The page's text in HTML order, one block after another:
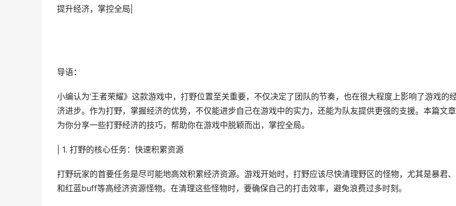
提升经济，掌控全局|
导语：
小编认为‘王者荣耀》这款游戏中，打野位置至关重要，不仅决定了团队的节奏，也在很大程度上影响了游戏的
济进步。作为打野，掌握经济的优势，不仅能进步自己在游戏中的实力，还能为队友提供更强的支援。本篇文
为你分享一些打野经济的技巧，帮助你在游戏中脱颖而出，掌控全局。
| 1. 打野的核心任务：快速积累资源
打野玩家的首要任务是尽可能地高效积累经济资源。游戏开始时，打野应该尽快清理野区的怪物，尤其是暴君
和红蓝buff等高经济资源怪物。在清理这些怪物时，要确保自己的打击效率，避免浪费过多时刻。